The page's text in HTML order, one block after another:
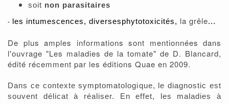
soit non parasitaires
- les intumescences, diversesphytotoxicités, la grêle...
De plus amples informations sont mentionnées dans
l'ouvrage "Les maladies de la tomate" de D. Blancard,
édité récemment par les éditions Quae en 2009.
Dans ce contexte symptomatologique, le diagnostic est
souvent délicat à réaliser. En effet, les maladies à